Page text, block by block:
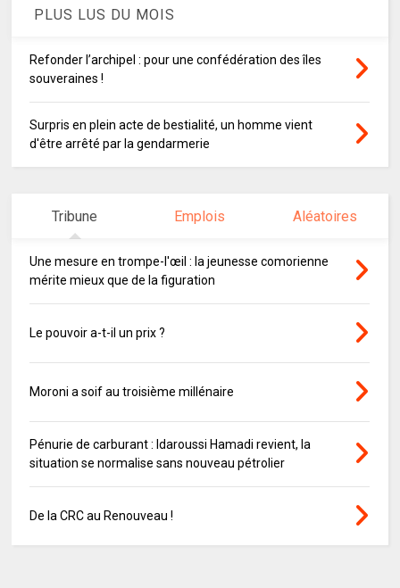
PLUS LUS DU MOIS
Refonder l’archipel : pour une confédération des îles
souveraines !
Surpris en plein acte de bestialité, un homme vient
d'être arrêté par la gendarmerie
Tribune Emplois Aléatoires
Une mesure en trompe-l'œil : la jeunesse comorienne
mérite mieux que de la figuration
Le pouvoir a-t-il un prix ?
Moroni a soif au troisième millénaire
Pénurie de carburant : Idaroussi Hamadi revient, la
situation se normalise sans nouveau pétrolier
De la CRC au Renouveau !